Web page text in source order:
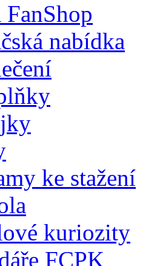
nabídka
ke stažení
kuriozity
FCPK